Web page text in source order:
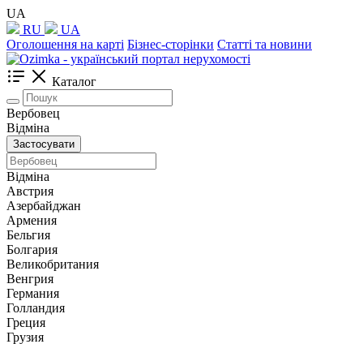
UA
RU
UA
Оголошення на карті Бізнес-сторінки Статті та новини
Каталог
Вербовец
Відміна
Застосувати
Відміна
Австрия
Азербайджан
Армения
Бельгия
Болгария
Великобритания
Венгрия
Германия
Голландия
Греция
Грузия